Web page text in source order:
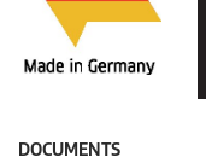
DOCUMENTS